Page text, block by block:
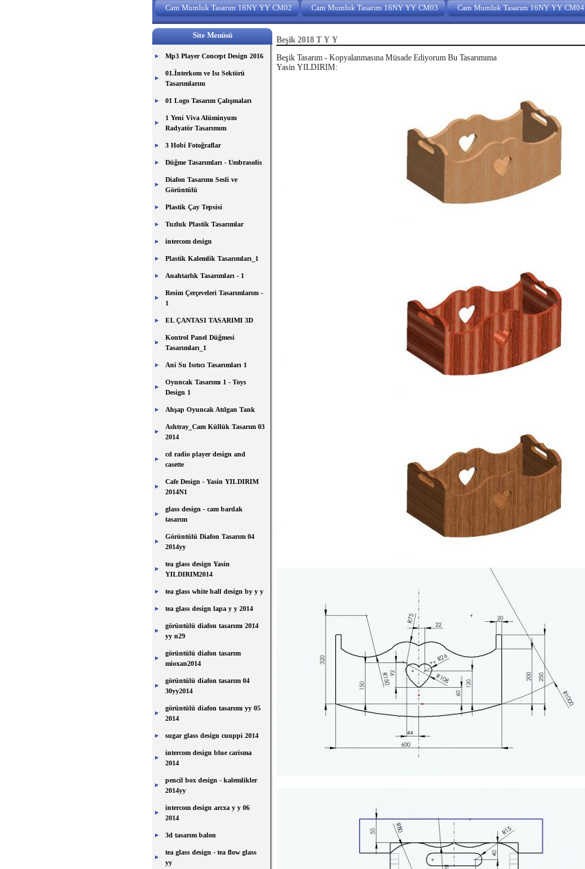
Cam Mumluk Tasarım 16NY YY CM02 Cam Mumluk Tasarım 16NY YY CM03 Cam Mumluk Tasarım 16NY YY CM04
Site Menüsü
Mp3 Player Concept Design 2016
01.İnterkom ve Isı Sektörü
Tasarımlarım
01 Logo Tasarım Çalışmaları
1 Yeni Viva Alüminyum
Radyatör Tasarımım
3 Hobi Fotoğraflar
Düğme Tasarımları - Umbrasolis
Diafon Tasarımı Sesli ve
Görüntülü
Plastik Çay Tepsisi
Tuzluk Plastik Tasarımlar
intercom design
Plastik Kalemlik Tasarımları_1
Anahtarlık Tasarımları - 1
Resim Çerçeveleri Tasarımlarım -
1
EL ÇANTASI TASARIMI 3D
Kontrol Panel Düğmesi
Tasarımları_1
Ani Su Isıtıcı Tasarımları 1
Oyuncak Tasarımı 1 - Toys
Design 1
Ahşap Oyuncak Atılgan Tank
Ashtray_Cam Küllük Tasarım 03
2014
cd radio player design and
casette
Cafe Design - Yasin YILDIRIM
2014N1
glass design - cam bardak
tasarım
Görüntülü Diafon Tasarım 04
2014yy
tea glass design Yasin
YILDIRIM2014
tea glass white ball design by y y
tea glass design lapa y y 2014
görüntülü diafon tasarımı 2014
yy n29
görüntülü diafon tasarım
mioxan2014
görüntülü diafon tasarım 04
30yy2014
görüntülü diafon tasarımı yy 05
2014
sugar glass design cuuppi 2014
intercom design blue carisma
2014
pencil box design - kalemlikler
2014yy
intercom design arcxa y y 06
2014
3d tasarım balon
tea glass design - tea flow glass
yy
Beşik 2018 T Y Y
Beşik Tasarım - Kopyalanmasına Müsade Ediyorum Bu Tasarımıma
Yasin YILDIRIM: